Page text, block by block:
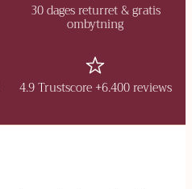
30 dages returret & gratis
ombytning
4.9 Trustscore +6.400 reviews